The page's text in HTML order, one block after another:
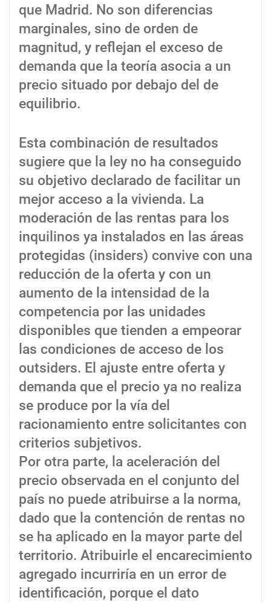
que Madrid. No son diferencias
marginales, sino de orden de
magnitud, y reflejan el exceso de
demanda que la teoría asocia a un
precio situado por debajo del de
equilibrio.
Esta combinación de resultados
sugiere que la ley no ha conseguido
su objetivo declarado de facilitar un
mejor acceso a la vivienda. La
moderación de las rentas para los
inquilinos ya instalados en las áreas
protegidas (insiders) convive con una
reducción de la oferta y con un
aumento de la intensidad de la
competencia por las unidades
disponibles que tienden a empeorar
las condiciones de acceso de los
outsiders. El ajuste entre oferta y
demanda que el precio ya no realiza
se produce por la vía del
racionamiento entre solicitantes con
criterios subjetivos.
Por otra parte, la aceleración del
precio observada en el conjunto del
país no puede atribuirse a la norma,
dado que la contención de rentas no
se ha aplicado en la mayor parte del
territorio. Atribuirle el encarecimiento
agregado incurriría en un error de
identificación, porque el dato